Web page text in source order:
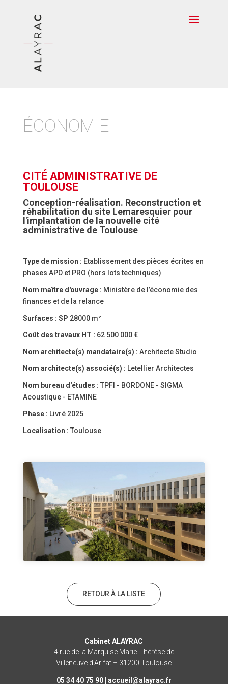
ÉCONOMIE
CITÉ ADMINISTRATIVE DE
TOULOUSE
Conception-réalisation. Reconstruction et
réhabilitation du site Lemaresquier pour
l'implantation de la nouvelle cité
administrative de Toulouse
Type de mission : Etablissement des pièces écrites en
phases APD et PRO (hors lots techniques)
Nom maître d'ouvrage : Ministère de l’économie des
finances et de la relance
Surfaces : SP 28000 m²
Coût des travaux HT : 62 500 000 €
Nom architecte(s) mandataire(s) : Architecte Studio
Nom architecte(s) associé(s) : Letellier Architectes
Nom bureau d'études : TPFI - BORDONE - SIGMA
Acoustique - ETAMINE
Phase : Livré 2025
Localisation : Toulouse
RETOUR À LA LISTE
Cabinet ALAYRAC
4 rue de la Marquise Marie-Thérèse de
Villeneuve d’Arifat – 31200 Toulouse
05 34 40 75 90 | rf.caryala@lieucca